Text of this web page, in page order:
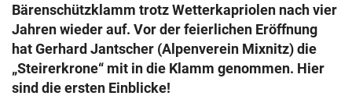
Bärenschützklamm trotz Wetterkapriolen nach vier
Jahren wieder auf. Vor der feierlichen Eröffnung
hat Gerhard Jantscher (Alpenverein Mixnitz) die
„Steirerkrone“ mit in die Klamm genommen. Hier
sind die ersten Einblicke!